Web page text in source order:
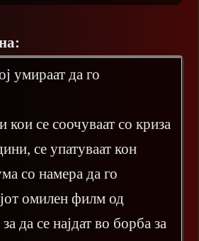
умираат да го
кои се соочуваат со криза
се упатуваат кон
со намера да го
омилен филм од
да се најдат во борба за